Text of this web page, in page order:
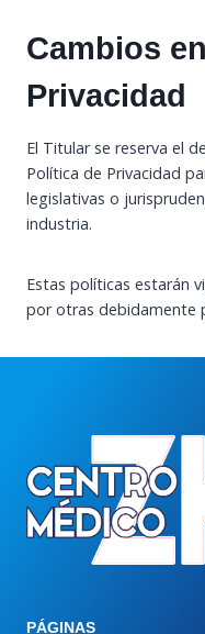
Cambios
Privacidad
El Titular se reserva el
Política de Privacidad
legislativas o
industria.
Estas políticas estarán
por otras debidamente
PÁGINAS